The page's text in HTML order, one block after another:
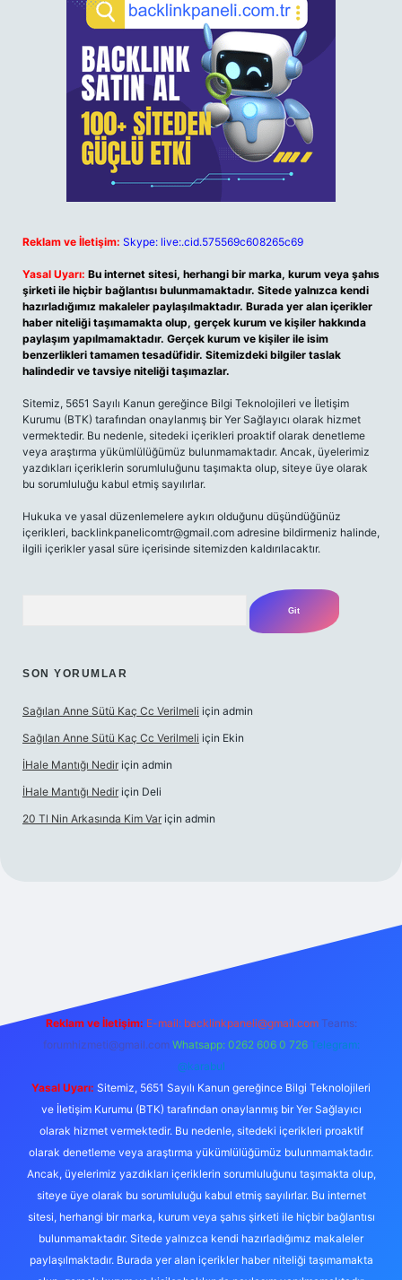
Reklam ve İletişim: Skype: live:.cid.575569c608265c69
Yasal Uyarı: Bu internet sitesi, herhangi bir marka, kurum veya şahıs
şirketi ile hiçbir bağlantısı bulunmamaktadır. Sitede yalnızca kendi
hazırladığımız makaleler paylaşılmaktadır. Burada yer alan içerikler
haber niteliği taşımamakta olup, gerçek kurum ve kişiler hakkında
paylaşım yapılmamaktadır. Gerçek kurum ve kişiler ile isim
benzerlikleri tamamen tesadüfidir. Sitemizdeki bilgiler taslak
halindedir ve tavsiye niteliği taşımazlar.
Sitemiz, 5651 Sayılı Kanun gereğince Bilgi Teknolojileri ve İletişim
Kurumu (BTK) tarafından onaylanmış bir Yer Sağlayıcı olarak hizmet
vermektedir. Bu nedenle, sitedeki içerikleri proaktif olarak denetleme
veya araştırma yükümlülüğümüz bulunmamaktadır. Ancak, üyelerimiz
yazdıkları içeriklerin sorumluluğunu taşımakta olup, siteye üye olarak
bu sorumluluğu kabul etmiş sayılırlar.
Hukuka ve yasal düzenlemelere aykırı olduğunu düşündüğünüz
içerikleri, backlinkpanelicomtr@gmail.com adresine bildirmeniz halinde,
ilgili içerikler yasal süre içerisinde sitemizden kaldırılacaktır.
SON YORUMLAR
Sağılan Anne Sütü Kaç Cc Verilmeli için admin
Sağılan Anne Sütü Kaç Cc Verilmeli için Ekin
İHale Mantığı Nedir için admin
İHale Mantığı Nedir için Deli
20 Tl Nin Arkasında Kim Var için admin
Reklam ve İletişim: E-mail: backlinkpaneli@gmail.com Teams:
forumhizmeti@gmail.com Whatsapp: 0262 606 0 726 Telegram:
@karabul
Yasal Uyarı: Sitemiz, 5651 Sayılı Kanun gereğince Bilgi Teknolojileri
ve İletişim Kurumu (BTK) tarafından onaylanmış bir Yer Sağlayıcı
olarak hizmet vermektedir. Bu nedenle, sitedeki içerikleri proaktif
olarak denetleme veya araştırma yükümlülüğümüz bulunmamaktadır.
Ancak, üyelerimiz yazdıkları içeriklerin sorumluluğunu taşımakta olup,
siteye üye olarak bu sorumluluğu kabul etmiş sayılırlar. Bu internet
sitesi, herhangi bir marka, kurum veya şahıs şirketi ile hiçbir bağlantısı
bulunmamaktadır. Sitede yalnızca kendi hazırladığımız makaleler
paylaşılmaktadır. Burada yer alan içerikler haber niteliği taşımamakta